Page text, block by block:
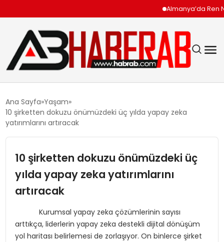
Almanya’da Ren Nehri
EKONOMI
TEKNOLOJI
SAĞLIK
Ana Sayfa Yaşam
10 şirketten dokuzu önümüzdeki üç yılda yapay zeka
yatırımlarını artıracak
10 şirketten dokuzu önümüzdeki üç
yılda yapay zeka yatırımlarını
artıracak
Kurumsal yapay zeka çözümlerinin sayısı
arttıkça, liderlerin yapay zeka destekli dijital dönüşüm
yol haritası belirlemesi de zorlaşıyor. On binlerce şirket